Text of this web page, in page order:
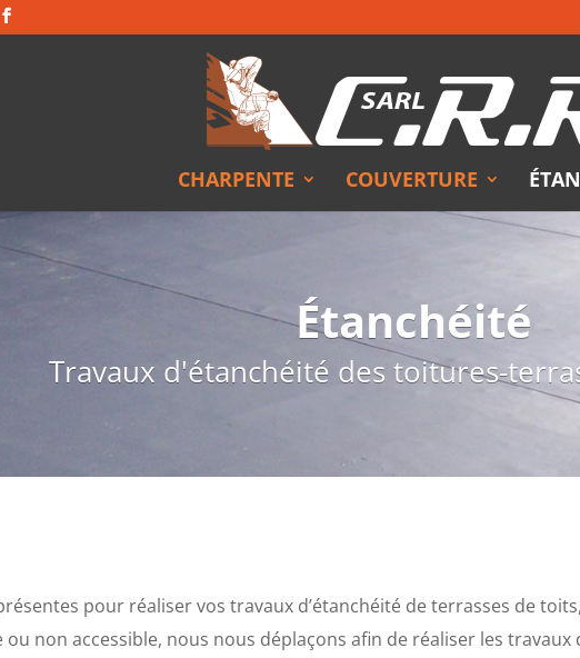
CHARPENTE COUVERTURE
Étanchéité
Travaux d'étanchéité des toitures-
pour réaliser vos travaux d’étanchéité de terrasses de
ou non accessible, nous nous déplaçons afin de réaliser les